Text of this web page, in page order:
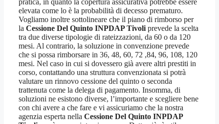
elevata come lo è la probabilità di decesso prematuro.
Vogliamo inoltre sottolineare che il piano di rimborso per
la Cessione Del Quinto INPDAP Tivoli prevede la scelta
tra due diverse tipologie di rateizzazioni, da 60 o da 120
mesi. Al contrario, la soluzione in convenzione prevede
che si possa rimborsare in 36, 48, 60, 72 ,84, 96, 108, 120
mesi. Nel caso in cui si dovessero già avere altri prestiti in
corso, contattando una struttura convenzionata si potrà
valutare un rinnovo cessione del quinto o seconda
trattenuta come la delega di pagamento. Insomma, di
soluzioni ne esistono diverse, l’importante e scegliere bene
con chi avere a che fare e vi assicuriamo che la nostra
agenzia esperta nella Cessione Del Quinto INPDAP